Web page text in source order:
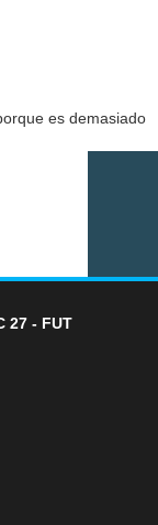
es demasiado
27 - FUT